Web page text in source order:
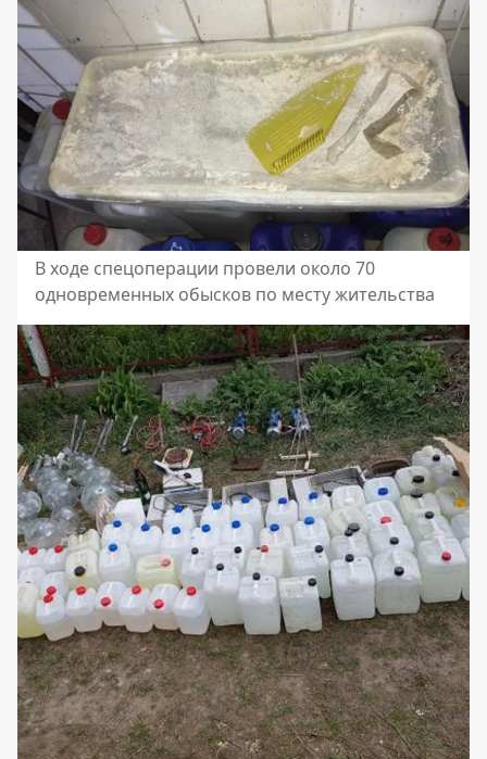
В ходе спецоперации провели около 70
одновременных обысков по месту жительства